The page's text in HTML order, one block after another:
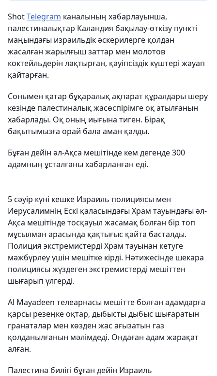
ShotTelegram каналының хабарлауынша,
палестиналықтар Каландия бақылау-өткізу пункті
маңындағы израильдік әскерилерге қолдан
жасалған жарылғыш заттар мен молотов
коктейльдерін лақтырған, қауіпсіздік күштері жауап
қайтарған.
Сонымен қатар бұқаралық ақпарат құралдары шеру
кезінде палестиналық жасөспірімге оқ атылғанын
хабарлады. Оқ оның иығына тиген. Бірақ
бақытымызға орай бала аман қалды.
Бұған дейін әл-Ақса мешітінде кем дегенде 300
адамның ұсталғаны хабарланған еді.
5 сәуір күні кешке Израиль полициясы мен
Иерусалимнің Ескі қаласындағы Храм тауындағы әл-
Ақса мешітінде тосқауыл жасамақ болған бір топ
мұсылман арасында қақтығыс қайта басталды.
Полиция экстремистерді Храм тауынан кетуге
мәжбүрлеу үшін мешітке кірді. Нәтижесінде шекара
полициясы жүздеген экстремистерді мешіттен
шығарып үлгерді.
Al Mayadeen телеарнасы мешітте болған адамдарға
қарсы резеңке оқтар, дыбысты дыбыс шығаратын
гранаталар мен көзден жас ағызатын газ
қолданылғанын мәлімдеді. Ондаған адам жарақат
алған.
Палестина билігі бұған дейін Израиль